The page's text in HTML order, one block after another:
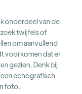
onderdeel van de
twijfels of
om aanvullend
voorkomen dat er
gezien. Denk bij
echografisch
foto.